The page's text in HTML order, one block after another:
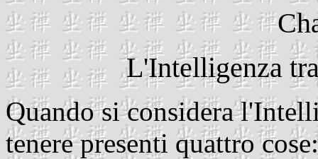
L'Intelligenza
Quando si considera
tenere presenti quattro